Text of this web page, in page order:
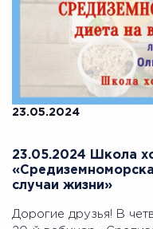
23.05.2024
23.05.2024 Школа
случаи жизни»
Дорогие друзья! В